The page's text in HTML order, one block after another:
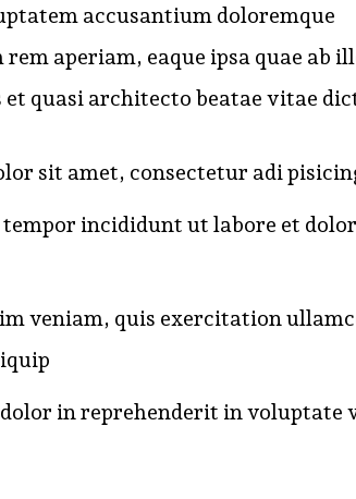
accusantium doloremque
aperiam, eaque ipsa quae ab
quasi architecto beatae vitae
sit amet, consectetur adi
tempor incididunt ut labore et
veniam, quis exercitation
in reprehenderit in voluptate